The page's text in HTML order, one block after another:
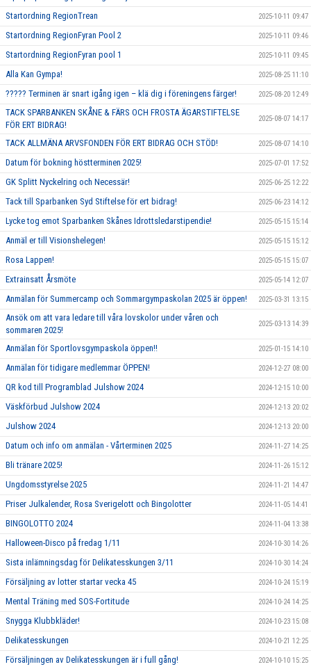
Startordning RegionTrean 2025-10-11 09:47
Startordning RegionFyran Pool 2 2025-10-11 09:46
Startordning RegionFyran pool 1 2025-10-11 09:45
Alla Kan Gympa! 2025-08-25 11:10
????? Terminen är snart igång igen – klä dig i föreningens färger! 2025-08-20 12:49
TACK SPARBANKEN SKÅNE & FÄRS OCH FROSTA ÄGARSTIFTELSE
FÖR ERT BIDRAG!
2025-08-07 14:17
TACK ALLMÄNA ARVSFONDEN FÖR ERT BIDRAG OCH STÖD! 2025-08-07 14:10
Datum för bokning höstterminen 2025! 2025-07-01 17:52
GK Splitt Nyckelring och Necessär! 2025-06-25 12:22
Tack till Sparbanken Syd Stiftelse för ert bidrag! 2025-06-23 14:12
Lycke tog emot Sparbanken Skånes Idrottsledarstipendie! 2025-05-15 15:14
Anmäl er till Visionshelegen! 2025-05-15 15:12
Rosa Lappen! 2025-05-15 15:07
Extrainsatt Årsmöte 2025-05-14 12:07
Anmälan för Summercamp och Sommargympaskolan 2025 är öppen! 2025-03-31 13:15
Ansök om att vara ledare till våra lovskolor under våren och
sommaren 2025!
2025-03-13 14:39
Anmälan för Sportlovsgympaskola öppen!! 2025-01-15 14:10
Anmälan för tidigare medlemmar ÖPPEN! 2024-12-27 08:00
QR kod till Programblad Julshow 2024 2024-12-15 10:00
Väskförbud Julshow 2024 2024-12-13 20:02
Julshow 2024 2024-12-13 20:00
Datum och info om anmälan - Vårterminen 2025 2024-11-27 14:25
Bli tränare 2025! 2024-11-26 15:12
Ungdomsstyrelse 2025 2024-11-21 14:47
Priser Julkalender, Rosa Sverigelott och Bingolotter 2024-11-05 14:41
BINGOLOTTO 2024 2024-11-04 13:38
Halloween-Disco på fredag 1/11 2024-10-30 14:26
Sista inlämningsdag för Delikatesskungen 3/11 2024-10-30 14:24
Försäljning av lotter startar vecka 45 2024-10-24 15:19
Mental Träning med SOS-Fortitude 2024-10-24 14:25
Snygga Klubbkläder! 2024-10-23 15:08
Delikatesskungen 2024-10-21 12:25
Försäljningen av Delikatesskungen är i full gång! 2024-10-10 15:25